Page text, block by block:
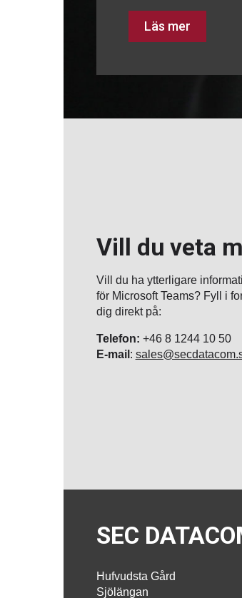
Läs mer
Vill du veta
Vill du ha ytterligare
för Microsoft Teams? Fyll i
dig direkt på:
Telefon: +46 8 1244 10 50
E-mail :
SEC
Hufvudsta Gård
Sjölängan